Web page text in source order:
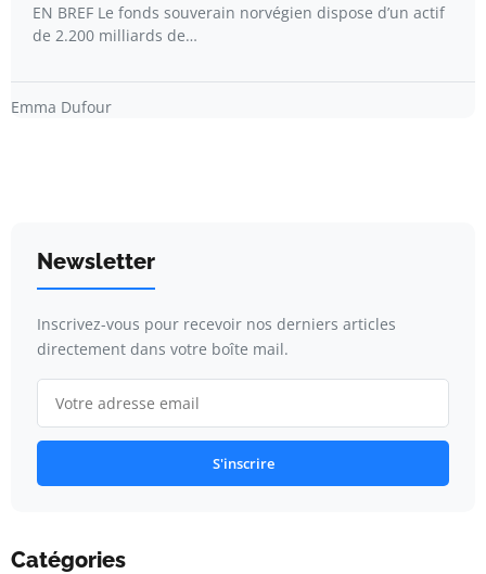
EN BREF Le fonds souverain norvégien dispose d’un actif
de 2.200 milliards de…
Emma Dufour
Newsletter
Inscrivez-vous pour recevoir nos derniers articles
directement dans votre boîte mail.
S'inscrire
Catégories